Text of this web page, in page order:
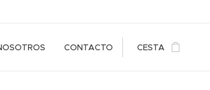
CONTACTO CESTA